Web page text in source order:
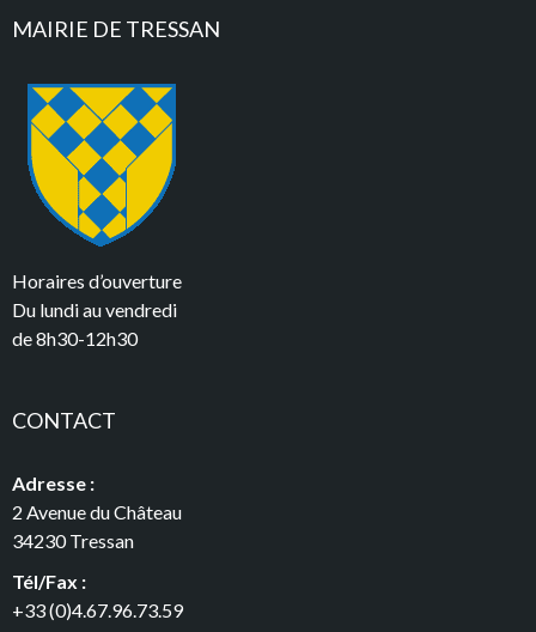
MAIRIE DE TRESSAN
Horaires d’ouverture
Du lundi au vendredi
de 8h30-12h30
CONTACT
Adresse :
2 Avenue du Château
34230 Tressan
Tél/Fax :
+33 (0)4.67.96.73.59